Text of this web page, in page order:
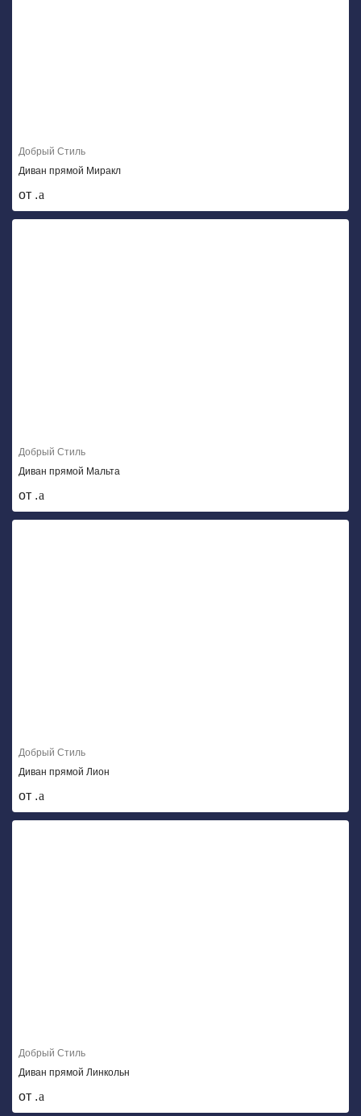
Добрый Стиль
Диван прямой Миракл
от .
Добрый Стиль
Диван прямой Мальта
от .
Добрый Стиль
Диван прямой Лион
от .
Добрый Стиль
Диван прямой Линкольн
от .